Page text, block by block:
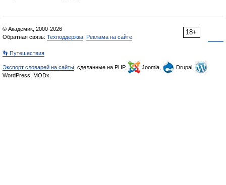
18+
© Академик, 2000-2026
Обратная связь: Техподдержка Реклама на сайте
👣 Путешествия
Экспорт словарей на сайты , сделанные на PHP, Joomla,
Drupal,
WordPress, MODx.